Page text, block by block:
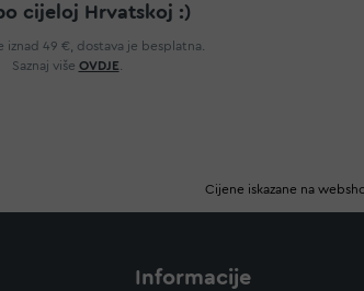
cijeloj Hrvatskoj :)
iznad 49 €, dostava je besplatna.
Saznaj više OVDJE
Cijene iskazane na
Informacije